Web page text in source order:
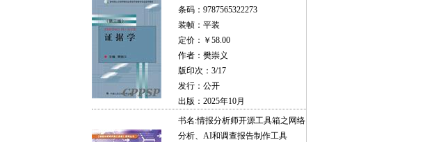
条码：9787565322273
装帧：平装
定价：￥58.00
作者：樊崇义
版印次：3/17
发行：公开
出版：2025年10月
书名:情报分析师开源工具箱之网络
分析、AI和调查报告制作工具